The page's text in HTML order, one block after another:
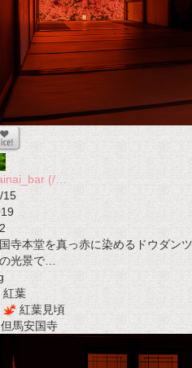
(/…
15
2
寺本堂を真っ赤に染めるドウダン
光景で…
紅葉
紅葉見頃
馬安国寺